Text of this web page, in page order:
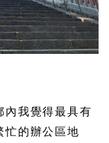
內我覺得最具有
忙的辦公區地